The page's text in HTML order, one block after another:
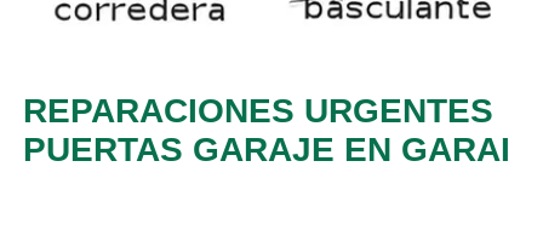
REPARACIONES URGENTES
PUERTAS GARAJE EN GARAI